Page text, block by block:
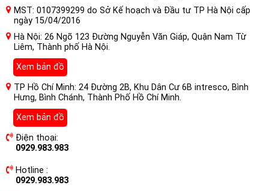
Màn hình ô tô Nakamichi Nam5730
Âm thanh Hires, DSD, DTS cho xe
Ford Transit có gì nổi bật?
Màn hình có hệ thống âm thanh HAY NHẤT hiện nay
– Màn hình ô tô Nakamichi Nam5730 cho xe Ford Transit là
màn hình DVD android có hệ thống âm thanh hay nhất hiện
nay.
– Công suất đầu ra của màn hình Nakamichi Nam5730 lên
đến 4 kênh, mỗi kênh 50w. Đây là công suất cực khủng mà
rất ít hãng làm được.
MST: 0107399299 do Sở Kế hoạch và Đầu tư TP Hà Nội cấp
ngày 15/04/2016
Hà Nội: 26 Ngõ 123 Đường Nguyễn Văn Giáp, Quận Nam Từ
Liêm, Thành phố Hà Nội.
Xem bản đồ
TP Hồ Chí Minh: 24 Đường 2B, Khu Dân Cư 6B intresco, Bình
Hưng, Bình Chánh, Thành Phố Hồ Chí Minh.
Xem bản đồ
Điện thoại:
0929.983.983
Hotline :
0929.983.983